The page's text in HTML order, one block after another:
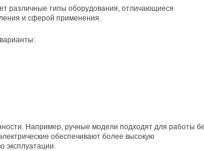
различные типы оборудования, отличающиеся
и сферой применения.
Например, ручные модели подходят для работы
обеспечивают более высокую
эксплуатации.